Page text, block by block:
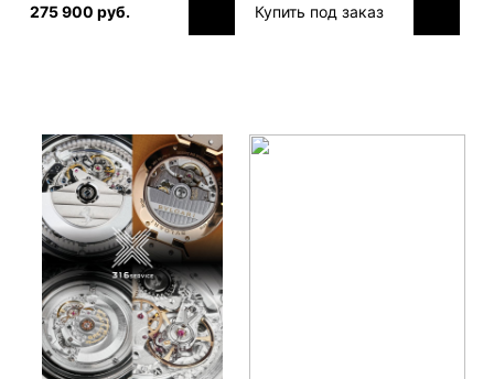
275 900 руб. Купить под заказ